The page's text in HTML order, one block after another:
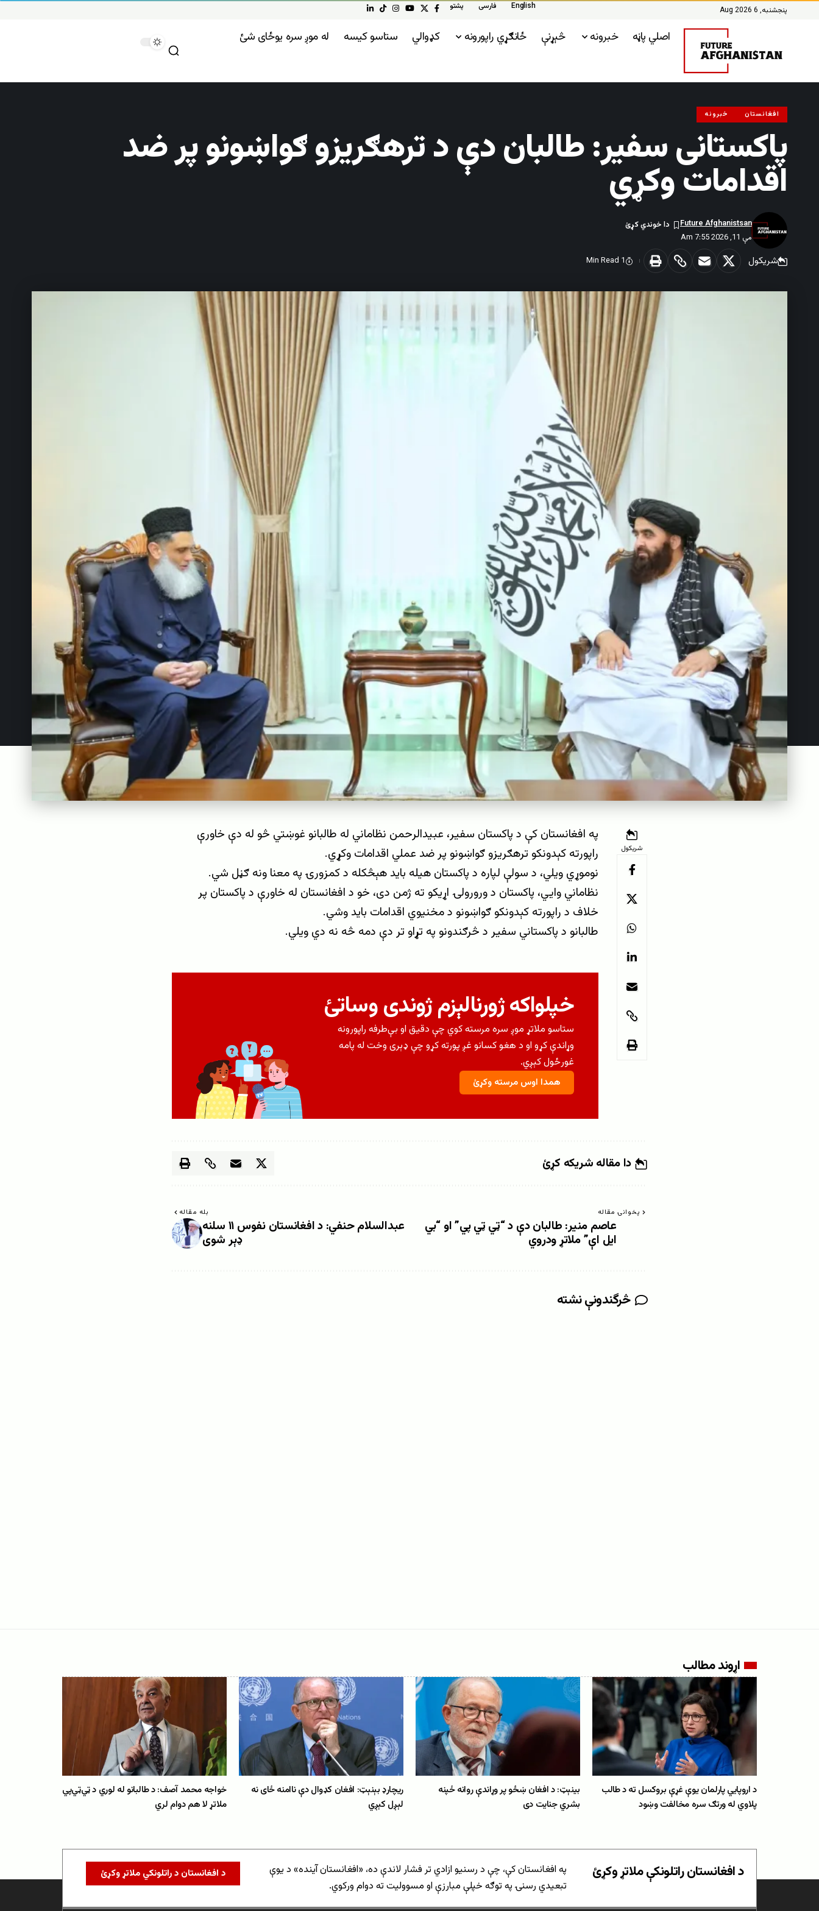
پنجشنبه, 6 Aug 2026 English فارسی پشتو
اصلي پاڼه خبرونه څېړنې ځانګړي راپورونه کډوالي ستاسو کیسه له موږ سره یوځای شئ
افغانستان خبرونه
پاکستانی سفیر: طالبان دې د ترهګریزو ګواښونو پر ضد
اقدامات وکړي
مې 11, 2026 7:55 Am
Future Afghanistsan
شریکول 1 Min Read
شریکول
په افغانستان کې د پاکستان سفیر، عبیدالرحمن نظاماني له طالبانو غوښتي څو له دې خاورې
راپورته کېدونکو ترهګریزو ګواښونو پر ضد عملي اقدامات وکړي.
نوموړي ویلي، د سولې لپاره د پاکستان هیله باید هېڅکله د کمزورۍ په معنا ونه ګڼل شي.
نظاماني وايي، پاکستان د ورورولۍ اړیکو ته ژمن دی، خو د افغانستان له خاورې د پاکستان پر
خلاف د راپورته کېدونکو ګواښونو د مخنيوي اقدامات باید وشي.
طالبانو د پاکستاني سفیر د څرګندونو په تړاو تر دې دمه څه نه دي ویلي.
خپلواکه ژورنالېزم ژوندی وساتئ
ستاسو ملاتړ موږ سره مرسته کوي چې دقیق او بې‌طرفه راپورونه
وړاندې کړو او د هغو کسانو غږ پورته کړو چې ډېری وخت له پامه
غورځول کېږي.
همدا اوس مرسته وکړئ
دا مقاله شریکه کړئ
پخوانۍ مقاله
عاصم منیر: طالبان دې د “ټي ټي پي” او “بي
ایل اې” ملاتړ ودروي
بله مقاله
عبدالسلام حنفي: د افغانستان نفوس ۱۱ سلنه
ډېر شوی
څرگندونې نشته
اړوند مطالب
د اروپايي پارلمان یوې غړې بروکسل ته د طالب
پلاوي له ورتګ سره مخالفت وښود
بینېټ: د افغان ښځو پر وړاندې روانه ځپنه
بشري جنایت دی
ریچارډ بېنېټ: افغان کډوال دې ناامنه ځای نه
لېږل کېږي
خواجه محمد آصف: د طالبانو له لوري د ټي‌ټي‌پي
ملاتړ لا هم دوام لري
د افغانستان راتلونکې ملاتړ وکړئ
په افغانستان کې، چې د رسنیو ازادي تر فشار لاندې ده، «افغانستان آینده» د یوې
تبعیدي رسنۍ په توګه خپلې مبارزې او مسوولیت ته دوام ورکوي.
د افغانستان د راتلونکي ملاتړ وکړئ